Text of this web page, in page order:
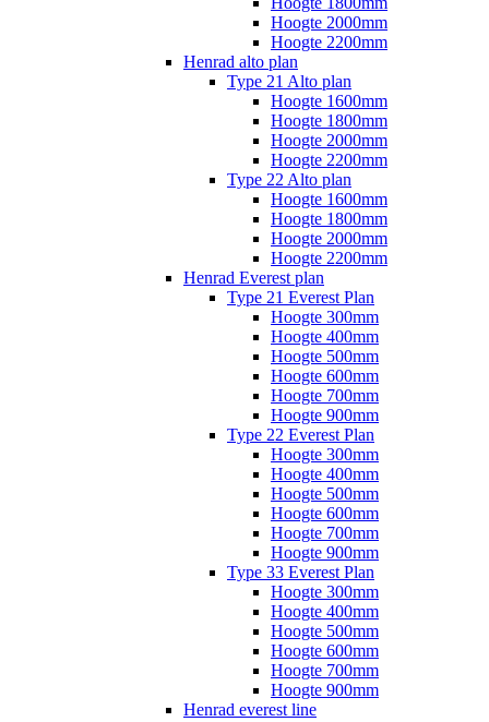
Hoogte 2000mm
Hoogte 2200mm
Henrad alto plan
Type 21 Alto plan
Hoogte 1600mm
Hoogte 1800mm
Hoogte 2000mm
Hoogte 2200mm
Type 22 Alto plan
Hoogte 1600mm
Hoogte 1800mm
Hoogte 2000mm
Hoogte 2200mm
Henrad Everest plan
Type 21 Everest Plan
Hoogte 300mm
Hoogte 400mm
Hoogte 500mm
Hoogte 600mm
Hoogte 700mm
Hoogte 900mm
Type 22 Everest Plan
Hoogte 300mm
Hoogte 400mm
Hoogte 500mm
Hoogte 600mm
Hoogte 700mm
Hoogte 900mm
Type 33 Everest Plan
Hoogte 300mm
Hoogte 400mm
Hoogte 500mm
Hoogte 600mm
Hoogte 700mm
Hoogte 900mm
Henrad everest line